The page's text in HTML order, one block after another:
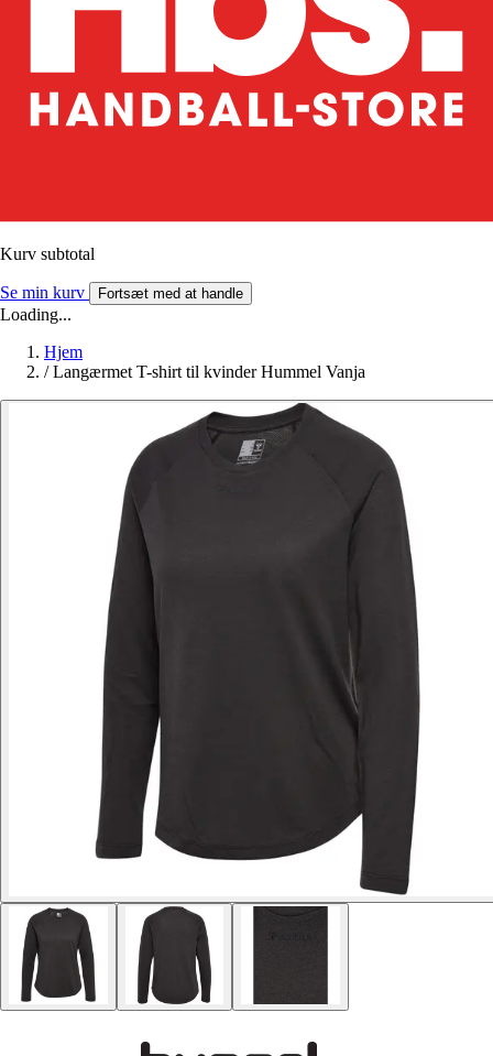
Kurv subtotal
Se min kurv Fortsæt med at handle
Loading...
Hjem
/ Langærmet T-shirt til kvinder Hummel Vanja